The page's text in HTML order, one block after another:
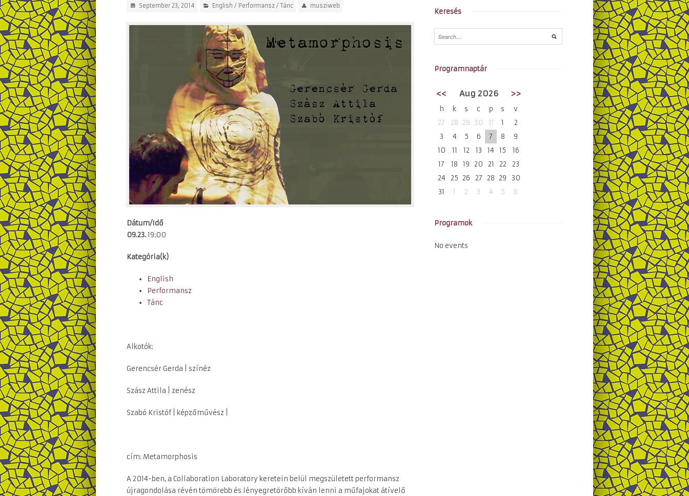
September 23, 2014 English / Performansz/ Tánc musziweb
Dátum/Idő
09.23.19:00
Kategória(k)
English
Performansz
Tánc
Alkotók:
Gerencsér Gerda | színéz
Szász Attila | zenész
Szabó Kristóf | képzőművész |
cím: Metamorphosis
A 2014-ben, a Collaboration Laboratory keretein belül megszületett performansz
újragondolása révén tömörebb és lényegretörőbb kíván lenni a műfajokat átívelő
Keresés
Programnaptár
<< Aug 2026 >>
h k s c p s
v
27
28 29 30 31 1
2
3
4 5 6 7 8
9
10
11 12 13 14 15
16
17
18 19 20 21 22
23
24
25 26 27 28 29
30
31
1 2 3 4 5 6
Programok
No events